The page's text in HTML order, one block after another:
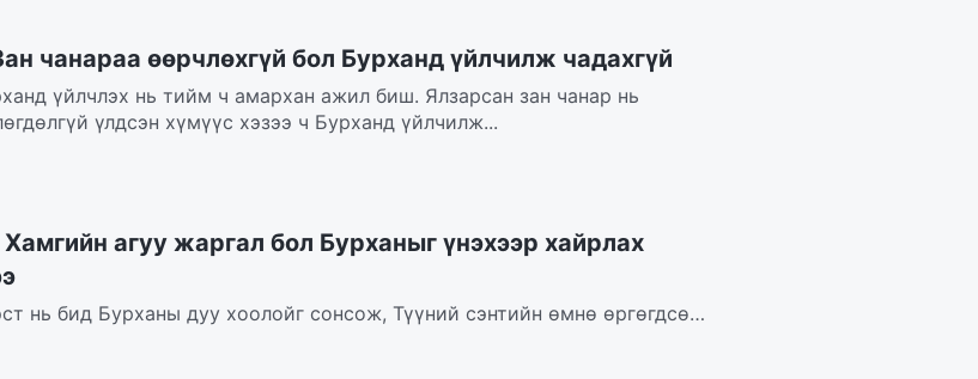
чанараа өөрчлөхгүй бол Бурханд үйлчилж чадахгүй
үйлчлэх нь тийм ч амархан ажил биш. Ялзарсан зан чанар нь
үлдсэн хүмүүс хэзээ ч Бурханд үйлчилж...
агуу жаргал бол Бурханыг үнэхээр хайрлах
нь бид Бурханы дуу хоолойг сонсож, Түүний сэнтийн өмнө өргөгдсөн.